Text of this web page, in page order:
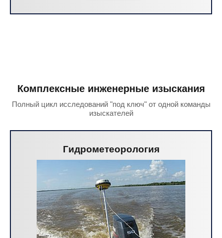
Комплексные инженерные изыскания
Полный цикл исследований "под ключ" от одной команды
изыскателей
Гидрометеорология